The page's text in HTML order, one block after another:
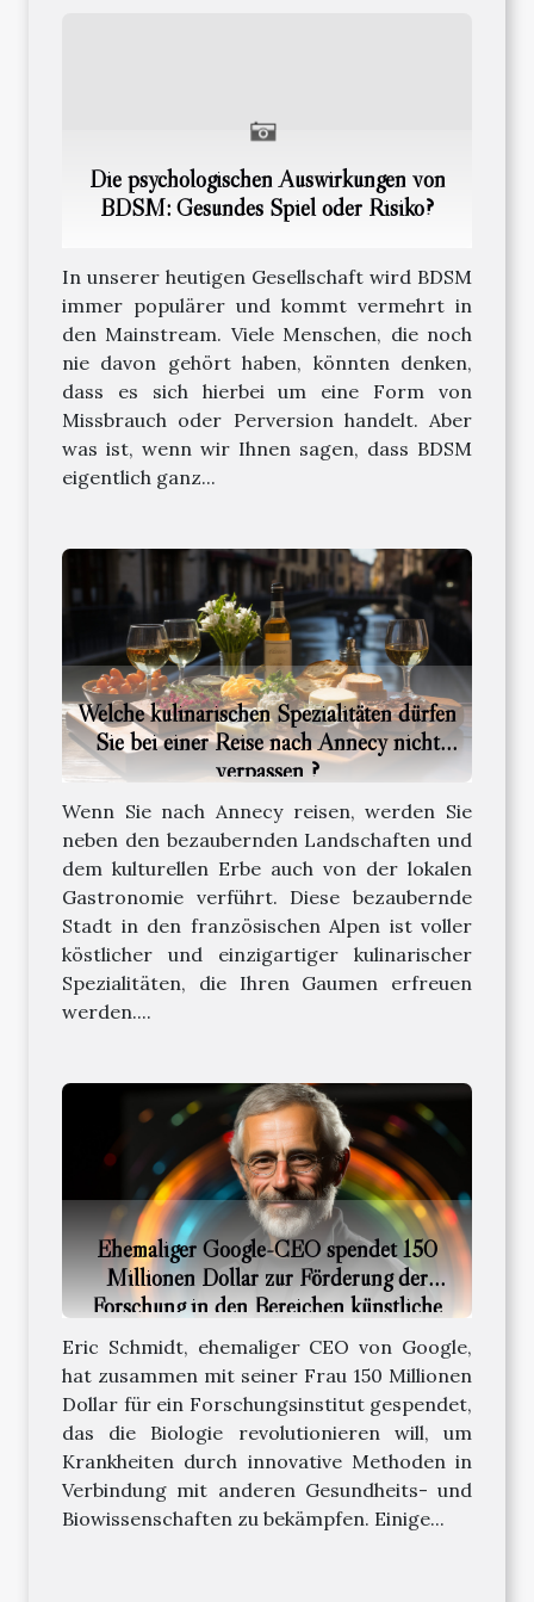
Die psychologischen Auswirkungen von
BDSM: Gesundes Spiel oder Risiko?
In unserer heutigen Gesellschaft wird BDSM
immer populärer und kommt vermehrt in
den Mainstream. Viele Menschen, die noch
nie davon gehört haben, könnten denken,
dass es sich hierbei um eine Form von
Missbrauch oder Perversion handelt. Aber
was ist, wenn wir Ihnen sagen, dass BDSM
eigentlich ganz...
Welche kulinarischen Spezialitäten dürfen
Sie bei einer Reise nach Annecy nicht
verpassen ?
Wenn Sie nach Annecy reisen, werden Sie
neben den bezaubernden Landschaften und
dem kulturellen Erbe auch von der lokalen
Gastronomie verführt. Diese bezaubernde
Stadt in den französischen Alpen ist voller
köstlicher und einzigartiger kulinarischer
Spezialitäten, die Ihren Gaumen erfreuen
werden....
Ehemaliger Google-CEO spendet 150
Millionen Dollar zur Förderung der
Forschung in den Bereichen künstliche
Intelligenz und Biologie
Eric Schmidt, ehemaliger CEO von Google,
hat zusammen mit seiner Frau 150 Millionen
Dollar für ein Forschungsinstitut gespendet,
das die Biologie revolutionieren will, um
Krankheiten durch innovative Methoden in
Verbindung mit anderen Gesundheits- und
Biowissenschaften zu bekämpfen. Einige...